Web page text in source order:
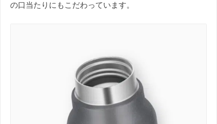
の口当たりにもこだわっています。